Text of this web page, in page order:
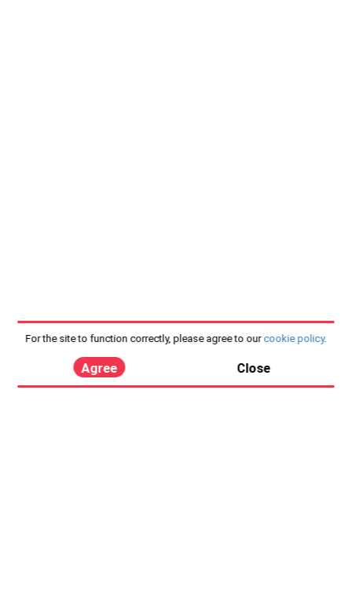
For the site to function correctly, please agree to our cookie policy.
Agree Close